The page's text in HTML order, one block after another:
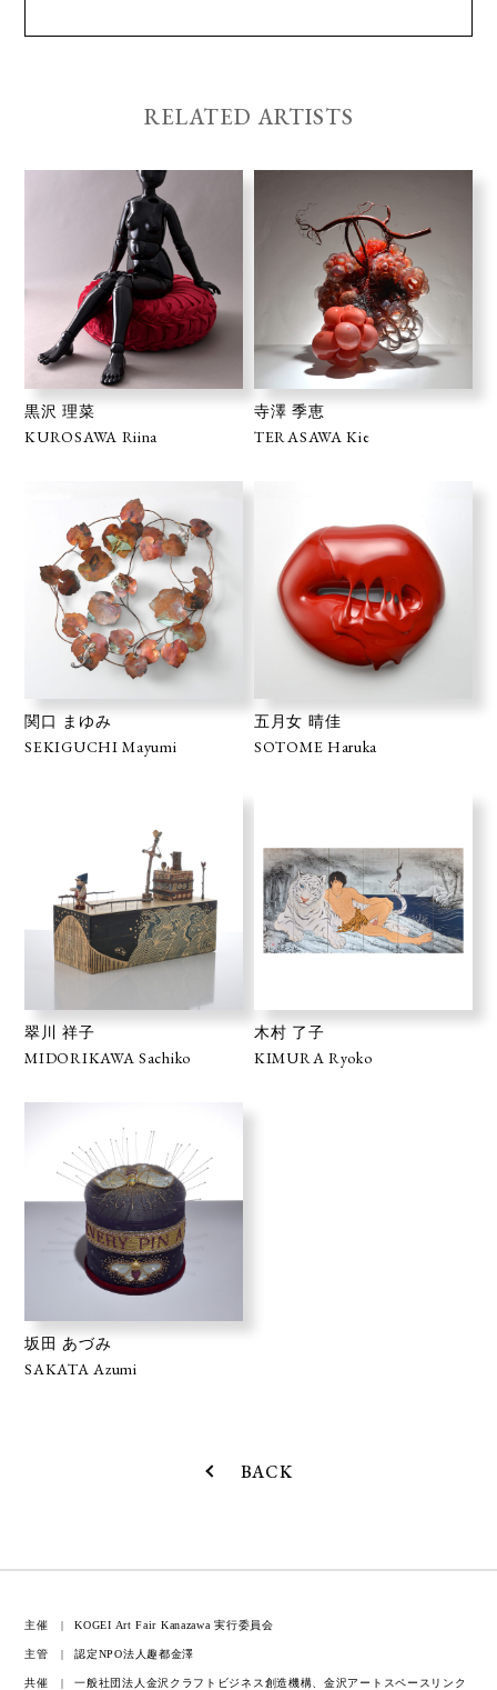
RELATED ARTISTS
黒沢 理菜
KUROSAWA Riina
寺澤 季恵
TERASAWA Kie
関口 まゆみ
SEKIGUCHI Mayumi
五月女 晴佳
SOTOME Haruka
翠川 祥子
MIDORIKAWA Sachiko
木村 了子
KIMURA Ryoko
坂田 あづみ
SAKATA Azumi
BACK
主催 KOGEI Art Fair Kanazawa 実行委員会
主管 認定NPO法人趣都金澤
共催 一般社団法人金沢クラフトビジネス創造機構、金沢アートスペースリンク